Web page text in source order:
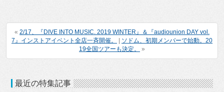
« 2/17、『DIVE INTO MUSIC. 2019 WINTER』＆『audiounion DAY vol.
7』インストアイベント全店一斉開催。
| ソドム、初期メンバーで始動。20
19全国ツアーも決定。
»
最近の特集記事